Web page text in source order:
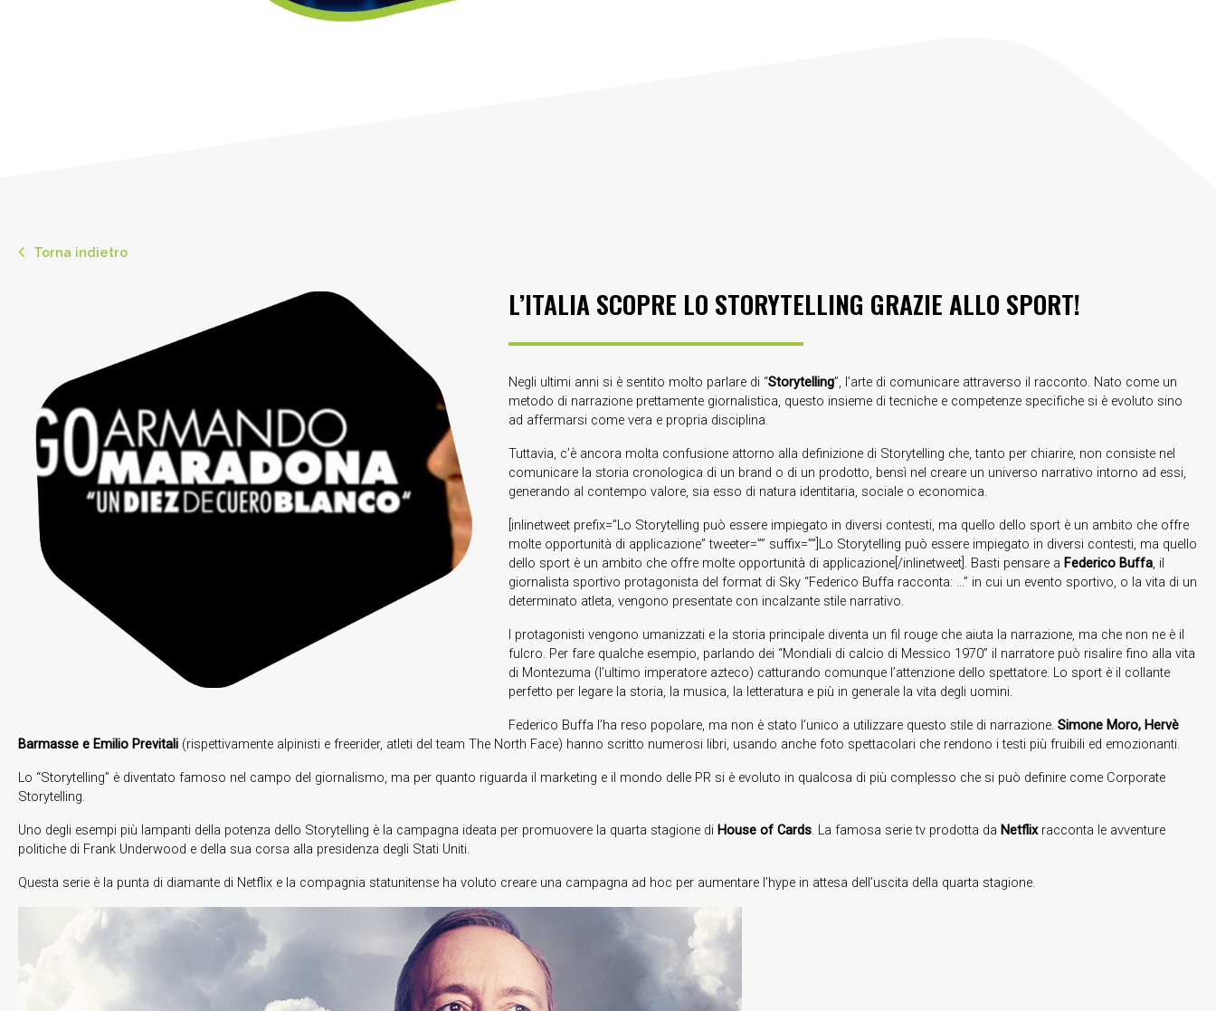
Torna indietro
L’ITALIA SCOPRE LO STORYTELLING GRAZIE ALLO SPORT!
Negli ultimi anni si è sentito molto parlare di “Storytelling”, l’arte di comunicare attraverso il racconto. Nato come un
metodo di narrazione prettamente giornalistica, questo insieme di tecniche e competenze specifiche si è evoluto sino
ad affermarsi come vera e propria disciplina.
Tuttavia, c’è ancora molta confusione attorno alla definizione di Storytelling che, tanto per chiarire, non consiste nel
comunicare la storia cronologica di un brand o di un prodotto, bensì nel creare un universo narrativo intorno ad essi,
generando al contempo valore, sia esso di natura identitaria, sociale o economica.
[inlinetweet prefix=”Lo Storytelling può essere impiegato in diversi contesti, ma quello dello sport è un ambito che offre
molte opportunità di applicazione” tweeter=”” suffix=””]Lo Storytelling può essere impiegato in diversi contesti, ma quello
dello sport è un ambito che offre molte opportunità di applicazione[/inlinetweet]. Basti pensare a Federico Buffa, il
giornalista sportivo protagonista del format di Sky “Federico Buffa racconta: …” in cui un evento sportivo, o la vita di un
determinato atleta, vengono presentate con incalzante stile narrativo.
I protagonisti vengono umanizzati e la storia principale diventa un fil rouge che aiuta la narrazione, ma che non ne è il
fulcro. Per fare qualche esempio, parlando dei “Mondiali di calcio di Messico 1970” il narratore può risalire fino alla vita
di Montezuma (l’ultimo imperatore azteco) catturando comunque l’attenzione dello spettatore. Lo sport è il collante
perfetto per legare la storia, la musica, la letteratura e più in generale la vita degli uomini.
Federico Buffa l’ha reso popolare, ma non è stato l’unico a utilizzare questo stile di narrazione. Simone Moro, Hervè
Barmasse e Emilio Previtali (rispettivamente alpinisti e freerider, atleti del team The North Face) hanno scritto numerosi libri, usando anche foto spettacolari che rendono i testi più fruibili ed emozionanti.
Lo “Storytelling” è diventato famoso nel campo del giornalismo, ma per quanto riguarda il marketing e il mondo delle PR si è evoluto in qualcosa di più complesso che si può definire come Corporate
Storytelling.
Uno degli esempi più lampanti della potenza dello Storytelling è la campagna ideata per promuovere la quarta stagione di House of Cards. La famosa serie tv prodotta da Netflixracconta le avventure
politiche di Frank Underwood e della sua corsa alla presidenza degli Stati Uniti.
Questa serie è la punta di diamante di Netflix e la compagnia statunitense ha voluto creare una campagna ad hoc per aumentare l’hype in attesa dell’uscita della quarta stagione.